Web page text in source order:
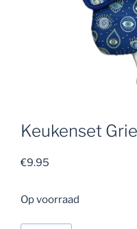
Keukenset
€9.95
Op voorraad